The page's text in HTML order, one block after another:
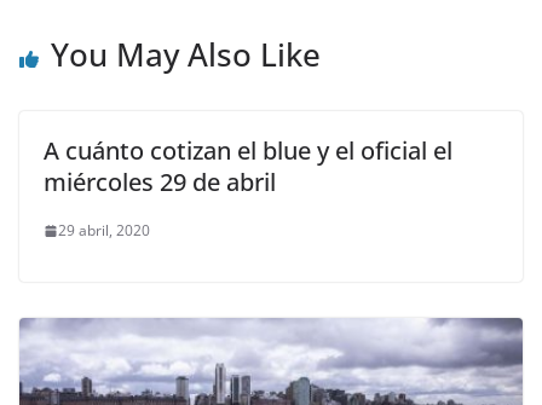
You May Also Like
A cuánto cotizan el blue y el oficial el
miércoles 29 de abril
29 abril, 2020